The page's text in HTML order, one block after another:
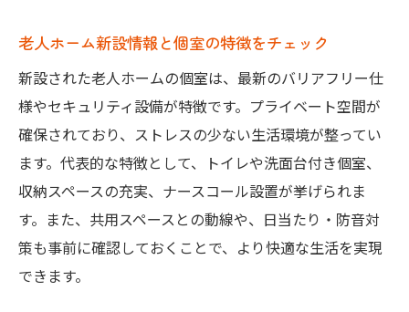
老人ホーム新設情報と個室の特徴をチェック
新設された老人ホームの個室は、最新のバリアフリー仕
様やセキュリティ設備が特徴です。プライベート空間が
確保されており、ストレスの少ない生活環境が整ってい
ます。代表的な特徴として、トイレや洗面台付き個室、
収納スペースの充実、ナースコール設置が挙げられま
す。また、共用スペースとの動線や、日当たり・防音対
策も事前に確認しておくことで、より快適な生活を実現
できます。